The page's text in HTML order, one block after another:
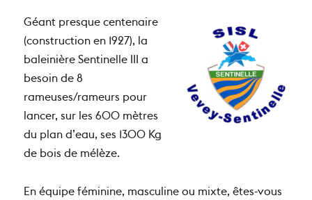
Géant presque centenaire
(construction en 1927), la
baleinière Sentinelle III a
besoin de 8
rameuses/rameurs pour
lancer, sur les 600 mètres
du plan d’eau, ses 1300 Kg
de bois de mélèze.
En équipe féminine, masculine ou mixte, êtes-vous